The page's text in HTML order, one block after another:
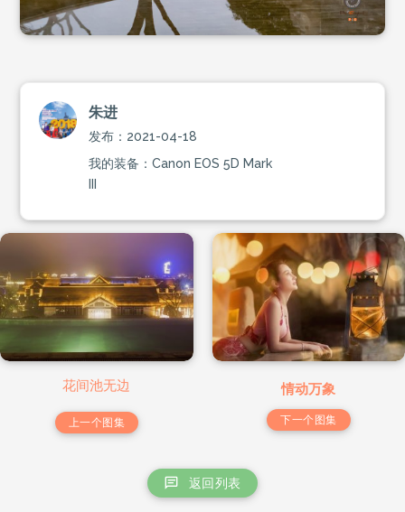
朱进
发布：2021-04-18
我的装备：Canon EOS 5D Mark
花间池无边
上一个图集
情动万象
下一个图集
返回列表